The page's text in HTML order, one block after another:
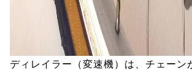
ディレイラー（変速機）は、チェーン